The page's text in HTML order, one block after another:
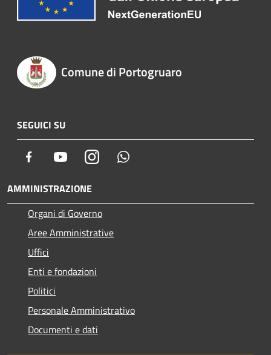
Comune di Portogruaro
SEGUICI SU
Facebook YoutubeInstagram
AMMINISTRAZIONE
Organi di Governo
Aree Amministrative
Uffici
Enti e fondazioni
Politici
Personale Amministrativo
Documenti e dati